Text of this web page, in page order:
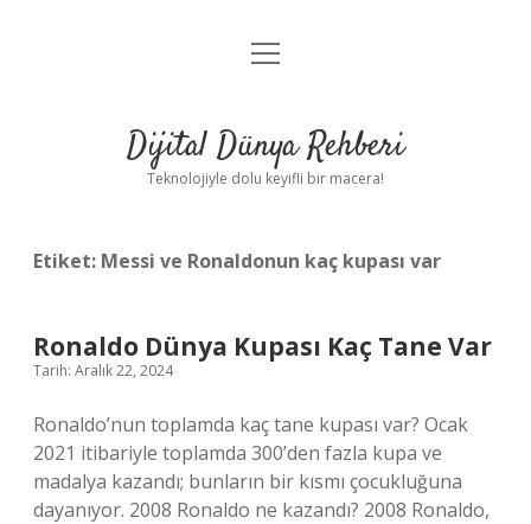
Anasayfa
Yasal Uyarı
menüyü
Dijital Dünya Rehberi
Teknolojiyle dolu keyifli bir macera!
Etiket: Messi ve Ronaldonun kaç kupası var
Ronaldo Dünya Kupası Kaç Tane Var
Tarih: Aralık 22, 2024
Ronaldo’nun toplamda kaç tane kupası var? Ocak
2021 itibariyle toplamda 300’den fazla kupa ve
madalya kazandı; bunların bir kısmı çocukluğuna
dayanıyor. 2008 Ronaldo ne kazandı? 2008 Ronaldo,